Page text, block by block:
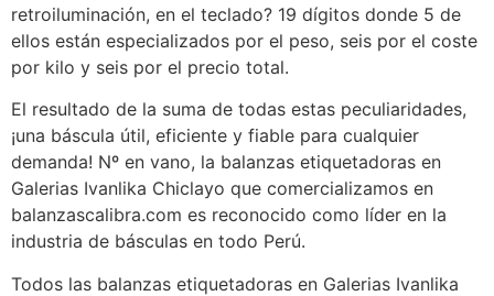
retroiluminación, en el teclado? 19 dígitos donde 5 de
ellos están especializados por el peso, seis por el coste
por kilo y seis por el precio total.
El resultado de la suma de todas estas peculiaridades,
¡una báscula útil, eficiente y fiable para cualquier
demanda! Nº en vano, la balanzas etiquetadoras en
Galerias Ivanlika Chiclayo que comercializamos en
balanzascalibra.com es reconocido como líder en la
industria de básculas en todo Perú.
Todos las balanzas etiquetadoras en Galerias Ivanlika